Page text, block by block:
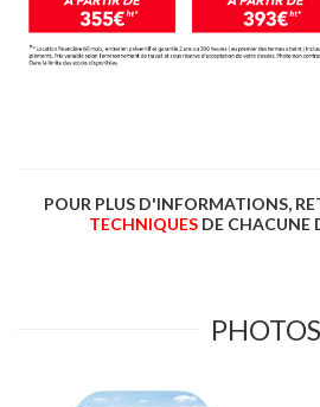
POUR PLUS D'INFORMATIONS,
TECHNIQUES DE CHACUNE
PHOTOS